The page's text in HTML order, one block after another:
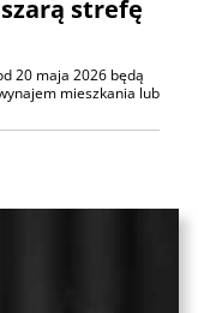
strefę
20 maja 2026 będą
mieszkania lub